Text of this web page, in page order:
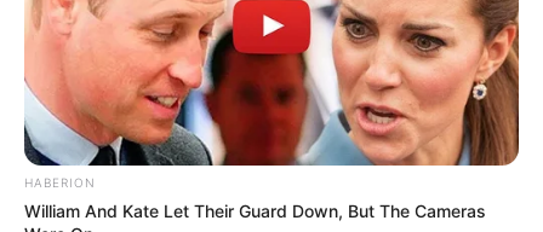
HABERION
William And Kate Let Their Guard Down, But The Cameras